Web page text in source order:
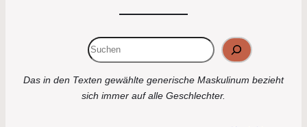
Das in den Texten gewählte generische Maskulinum bezieht
sich immer auf alle Geschlechter.